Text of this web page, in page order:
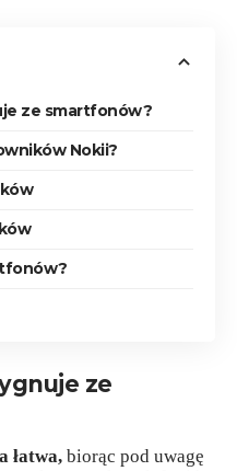
ze smartfonów?
Nokii?
ze
łatwa, biorąc pod uwagę